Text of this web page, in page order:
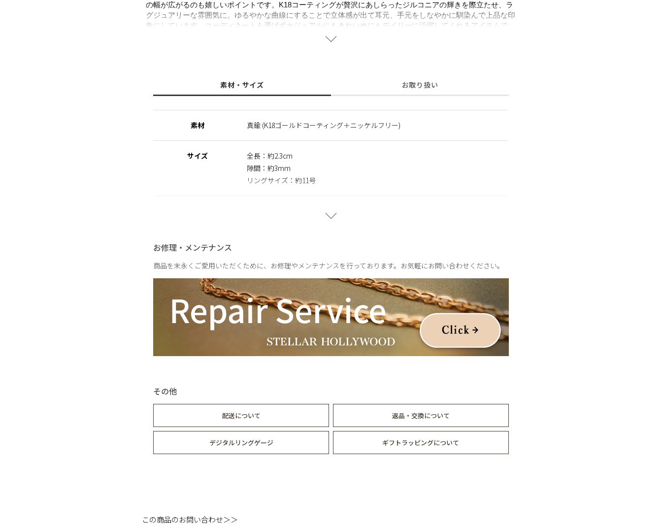
の幅が広がるのも嬉しいポイントです。K18コーティングが贅沢にあしらったジルコニアの輝きを際立たせ、ラ
グジュアリーな雰囲気に。ゆるやかな曲線にすることで立体感が出て耳元、手元をしなやかに馴染んで上品な印
象にしています。コーディネートを選ばずカジュアルにもきれいめにもデイリーに活躍してくれるアイテムで
す。同シリーズのネックレス、ブレスレットと合わせてより華やかな印象に。フォーマルシーンはもちろん、女
金属製のアクセサリーに含まれるニッケルで引き起こるアレルギーを防ぐために、ニッケルをほぼ含まずに作ら
れた素材を指します。
素材・サイズ お取り扱い
素材 真鍮 (K18ゴールドコーティング＋ニッケルフリー)
サイズ
全長：約2.3cm
隙間：約3mm
リングサイズ：約11号
お修理・メンテナンス
商品を末永くご愛用いただくために、お修理やメンテナンスを行っております。お気軽にお問い合わせください。
その他
配送について 返品・交換について
デジタルリングゲージ ギフトラッピングについて
この商品のお問い合わせ＞＞